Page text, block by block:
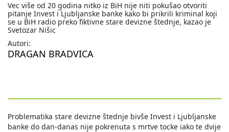
Vec više od 20 godina nitko iz BiH nije niti pokušao otvoriti
pitanje Invest i Ljubljanske banke kako bi prikrili kriminal koji
se u BiH radio preko fiktivne stare devizne štednje, kazao je
Svetozar Nišic
Autori:
DRAGAN BRADVICA
Problematika stare devizne štednje bivše Invest i Ljubljanske
banke do dan-danas nije pokrenuta s mrtve tocke iako te dvije